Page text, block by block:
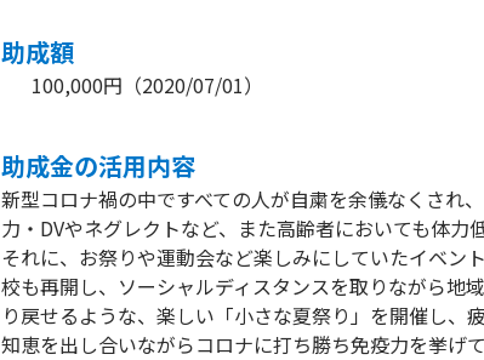
助成額
100,000円 （2020/07/01）
助成⾦の活⽤内容
新型コロナ禍の中ですべての人が自粛を余儀なくされ
力・DVやネグレクトなど、また高齢者においても体力
それに、お祭りや運動会など楽しみにしていたイベン
校も再開し、ソーシャルディスタンスを取りながら地
り戻せるような、楽しい「小さな夏祭り」を開催し
知恵を出し合いながらコロナに打ち勝ち免疫力を挙げ